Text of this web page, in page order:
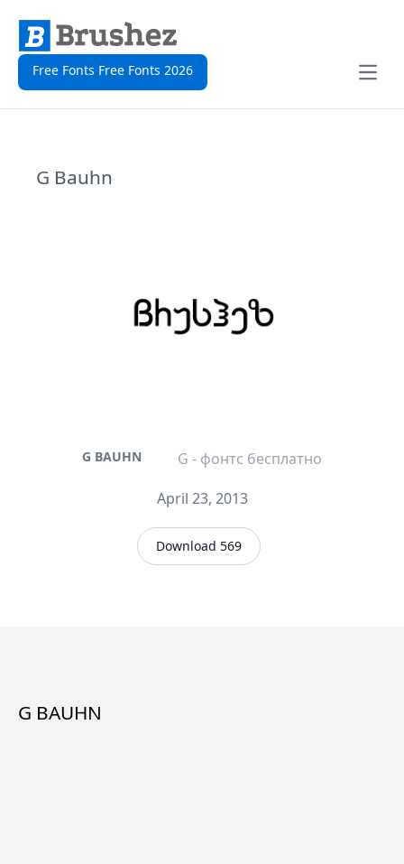
Free Fonts Free Fonts 2026
Open
G Bauhn
G BAUHN
G - фонтс бесплатно
April 23, 2013
Download 569
G BAUHN